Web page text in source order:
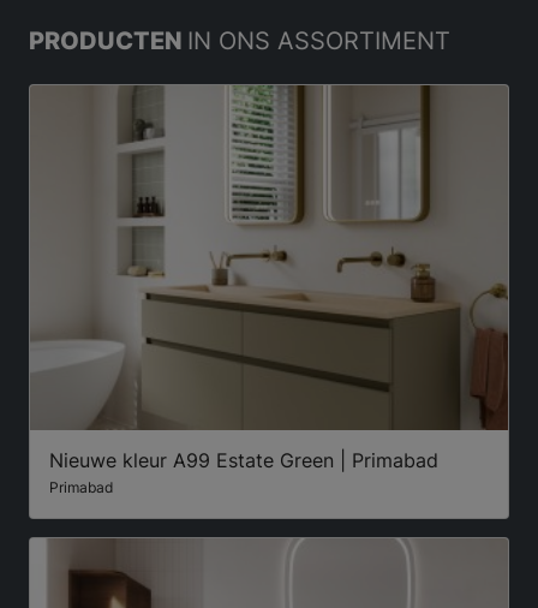
PRODUCTEN IN ONS ASSORTIMENT
Nieuwe kleur A99 Estate Green | Primabad
Primabad